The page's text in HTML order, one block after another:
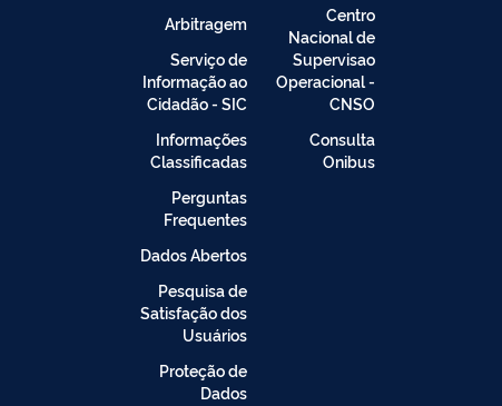
Centro
Nacional de
Supervisao
Operacional -
CNSO
Consulta
Onibus
Arbitragem
Serviço de
Informação ao
Cidadão - SIC
Informações
Classificadas
Perguntas
Frequentes
Dados Abertos
Pesquisa de
Satisfação dos
Usuários
Proteção de
Dados